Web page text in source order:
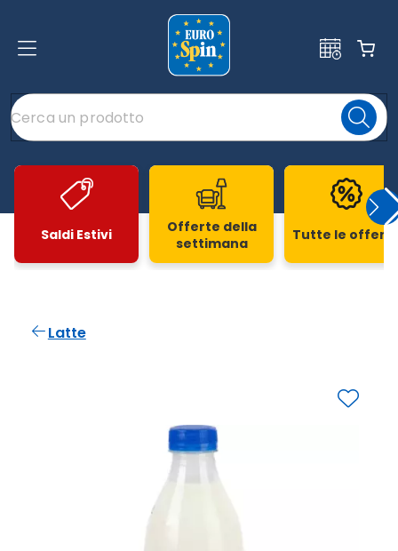
Saldi Estivi
Offerte della
settimana
Tutte le
Latte